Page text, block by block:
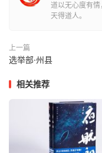
道以无心度有
天得道人。
上一篇
选举部·州县
相关推荐